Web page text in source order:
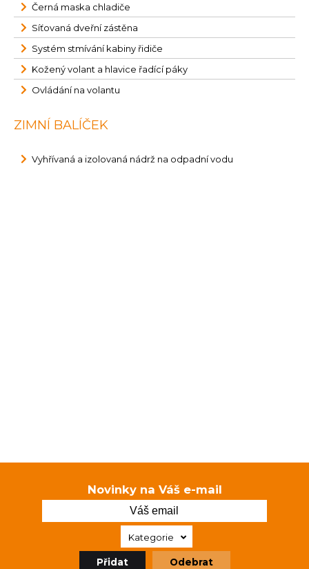
Černá maska chladiče
Síťovaná dveřní zástěna
Systém stmívání kabiny řidiče
Kožený volant a hlavice řadící páky
Ovládání na volantu
ZIMNÍ BALÍČEK
Vyhřívaná a izolovaná nádrž na odpadní vodu
Novinky na Váš e-mail
Kategorie
Přidat Odebrat